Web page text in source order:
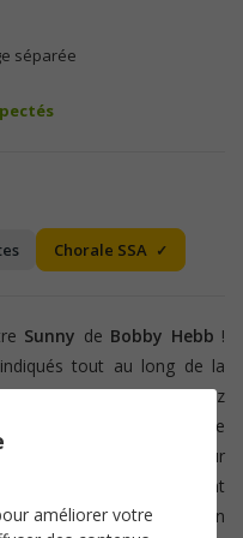
séparée
Chorale SSA
Sunny de Bobby Hebb !
indiqués tout au long de la
avec un instrument. Notez
a été pensé pour une
. Le thème est distribué sur
pupitres l'accompagnent
qui rappelle l'orchestration
améliorer votre